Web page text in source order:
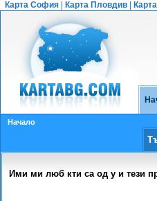
Карта София Карта Пловдив
Начало
Ими ми люб кти са од у и тези